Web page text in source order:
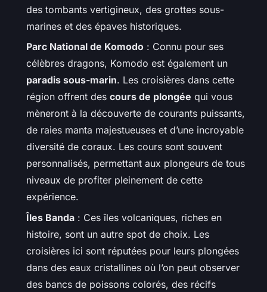
des tombants vertigineux, des grottes sous-
marines et des épaves historiques.
Parc National de Komodo : Connu pour ses
célèbres dragons, Komodo est également un
paradis sous-marin. Les croisières dans cette
région offrent des cours de plongée qui vous
mèneront à la découverte de courants puissants,
de raies manta majestueuses et d’une incroyable
diversité de coraux. Les cours sont souvent
personnalisés, permettant aux plongeurs de tous
niveaux de profiter pleinement de cette
expérience.
Îles Banda : Ces îles volcaniques, riches en
histoire, sont un autre spot de choix. Les
croisières ici sont réputées pour leurs plongées
dans des eaux cristallines où l’on peut observer
des bancs de poissons colorés, des récifs